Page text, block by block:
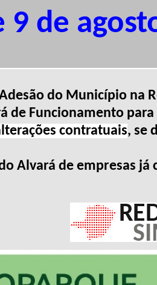
9 de
do Município na
de Funcionamento
contratuais, se
Alvará de empresas